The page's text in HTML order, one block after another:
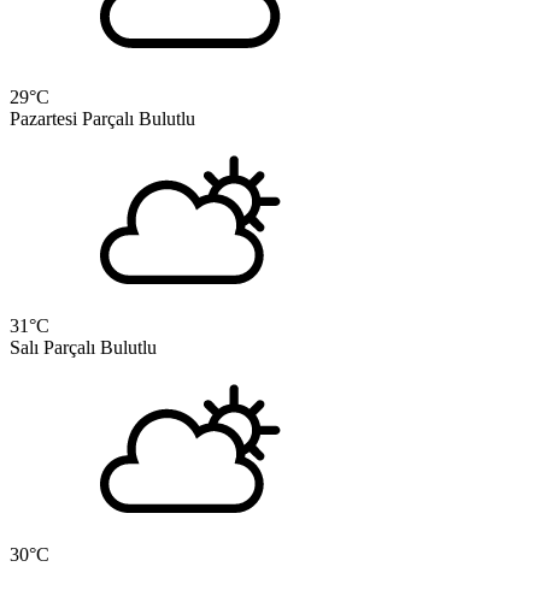
29°C
Pazartesi Parçalı Bulutlu
31°C
Salı Parçalı Bulutlu
30°C